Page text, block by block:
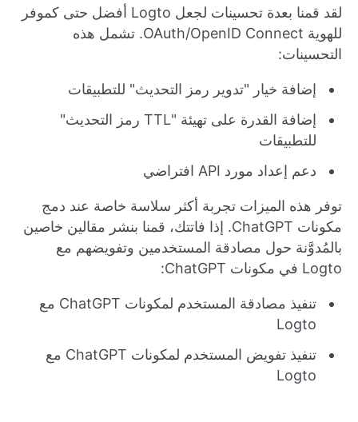
لقد قمنا بعدة تحسينات لجعل Logto أفضل حتى كموفر
للهوية OAuth/OpenID Connect. تشمل هذه
التحسينات:
إضافة خيار "تدوير رمز التحديث" للتطبيقات
إضافة القدرة على تهيئة "TTL رمز التحديث"
للتطبيقات
دعم إعداد مورد API افتراضي
توفر هذه الميزات تجربة أكثر سلاسة خاصة عند دمج
مكونات ChatGPT. إذا فاتتك، قمنا بنشر مقالين خاصين
بالمُدوَّنة حول مصادقة المستخدمين وتفويضهم مع
Logto في مكونات ChatGPT:
تنفيذ مصادقة المستخدم لمكونات ChatGPT مع
Logto
تنفيذ تفويض المستخدم لمكونات ChatGPT مع
Logto